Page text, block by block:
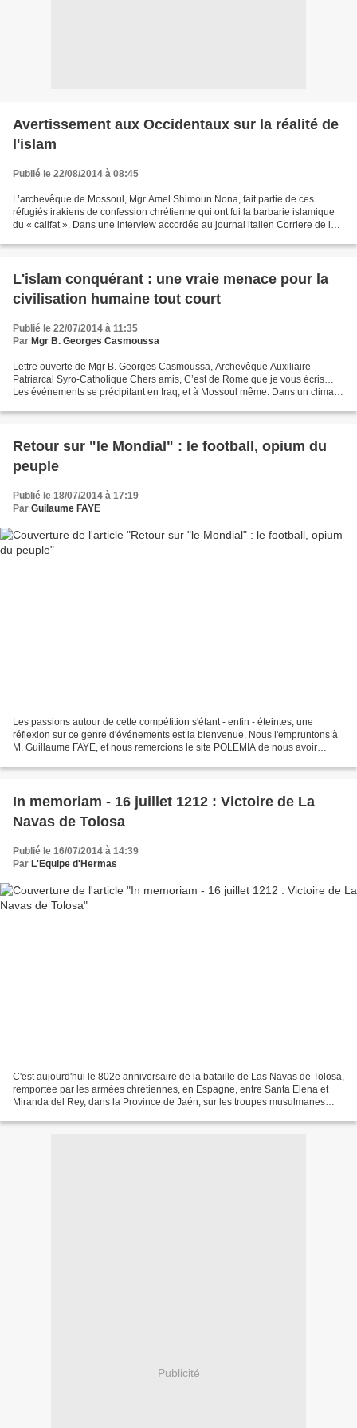
Avertissement aux Occidentaux sur la réalité de
l'islam
Publié le 22/08/2014 à 08:45
L’archevêque de Mossoul, Mgr Amel Shimoun Nona, fait partie de ces
réfugiés irakiens de confession chrétienne qui ont fui la barbarie islamique
du « califat ». Dans une interview accordée au journal italien Corriere de la
L'islam conquérant : une vraie menace pour la
civilisation humaine tout court
Publié le 22/07/2014 à 11:35
Par Mgr B. Georges Casmoussa
Lettre ouverte de Mgr B. Georges Casmoussa, Archevêque Auxiliaire
Patriarcal Syro-Catholique Chers amis, C’est de Rome que je vous écris…
Les événements se précipitant en Iraq, et à Mossoul même. Dans un climat
Retour sur "le Mondial" : le football, opium du
peuple
Publié le 18/07/2014 à 17:19
Par Guilaume FAYE
Les passions autour de cette compétition s'étant - enfin - éteintes, une
réflexion sur ce genre d'événements est la bienvenue. Nous l'empruntons à
M. Guillaume FAYE, et nous remercions le site POLEMIA de nous avoir
In memoriam - 16 juillet 1212 : Victoire de La
Navas de Tolosa
Publié le 16/07/2014 à 14:39
Par L'Equipe d'Hermas
C'est aujourd'hui le 802e anniversaire de la bataille de Las Navas de Tolosa,
remportée par les armées chrétiennes, en Espagne, entre Santa Elena et
Miranda del Rey, dans la Province de Jaén, sur les troupes musulmanes
Publicité